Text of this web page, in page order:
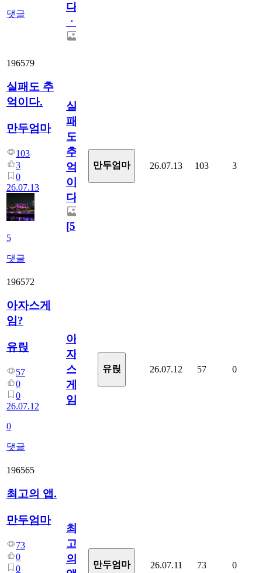
댓글
다
ㆍ
196579
실패도 추
억이다.
만두엄마
103
3
0
26.07.13
5
댓글
실
패
도
추
억
이
다.
[5]
만두엄마 26.07.13 103 3
196572
아자스게
임?
유릱
57
0
0
26.07.12
0
댓글
아
자
스
게
임?
유릱 26.07.12 57 0
196565
최고의 앱.
만두엄마
73
0
0
최
고
의
만두엄마 26.07.11 73 0